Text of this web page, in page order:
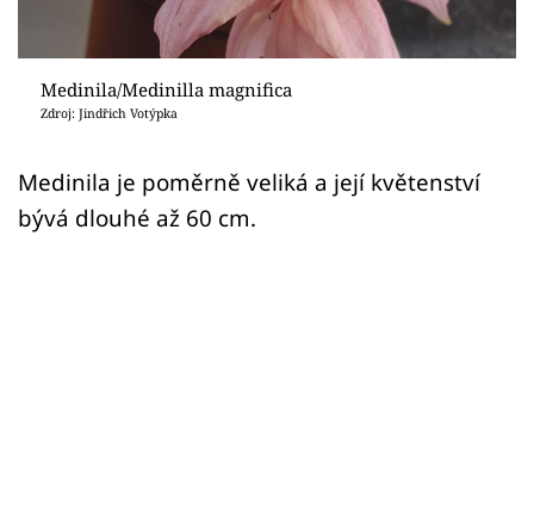
Přihlášení
Medinila/Medinilla magnifica
Zdroj: Jindřich Votýpka
Medinila je poměrně veliká a její květenství
bývá dlouhé až 60 cm.